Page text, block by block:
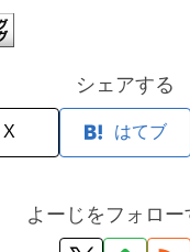
シェアする
X はてブ
よーじをフォロー